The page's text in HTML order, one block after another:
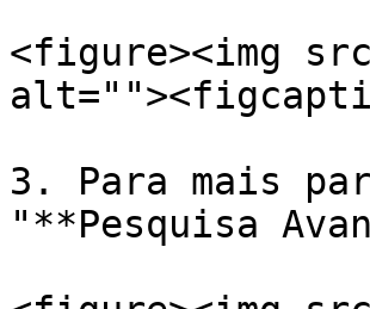
<figure><img
3. Para mais
"**Pesquisa